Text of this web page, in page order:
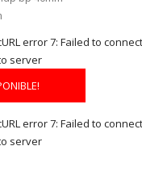
error 7: Failed to
server
error 7: Failed to
server